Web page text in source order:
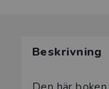
Beskrivning